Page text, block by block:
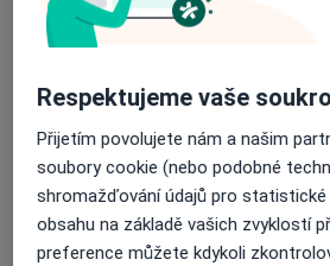
Pacienti, které ošetřuji
Děti (Pouze na některých
Typ návštěv
OsobněZobrazit adresy (2)
Fotografie a videa
Respektujeme vaše
Přijetím povolujete nám a našim
soubory cookie (nebo podobné
shromažďování údajů pro
obsahu na základě vašich zvyklostí
preference můžete kdykoli